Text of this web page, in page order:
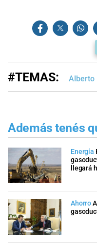
#TEMAS: Alberto
Además tenés
Energía
llegará
Ahorro